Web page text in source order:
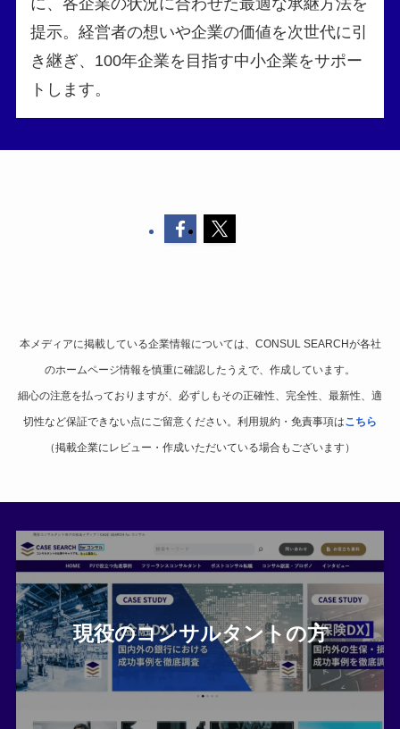
に、各企業の状況に合わせた最適な承継方法を
提示。経営者の想いや企業の価値を次世代に引
き継ぎ、100年企業を目指す中小企業をサポー
トします。
本メディアに掲載している企業情報については、CONSUL SEARCHが各社
のホームページ情報を慎重に確認したうえで、作成しています。
細心の注意を払っておりますが、必ずしもその正確性、完全性、最新性、適
切性など保証できない点にご留意ください。利用規約・免責事項はこちら
（掲載企業にレビュー・作成いただいている場合もございます）
現役のコンサルタントの方